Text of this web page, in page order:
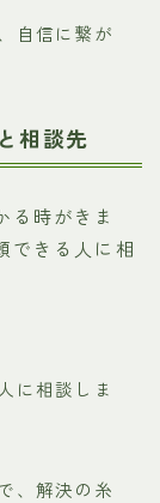
自信に繋が
相談先
る時がきま
できる人に相
に相談しま
、解決の糸